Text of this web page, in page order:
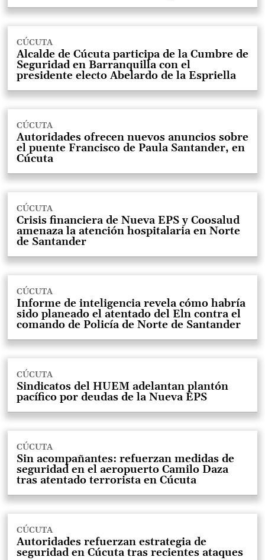
CÚCUTA
Alcalde de Cúcuta participa de la Cumbre de
Seguridad en Barranquilla con el
presidente electo Abelardo de la Espriella
CÚCUTA
Autoridades ofrecen nuevos anuncios sobre
el puente Francisco de Paula Santander, en
Cúcuta
CÚCUTA
Crisis financiera de Nueva EPS y Coosalud
amenaza la atención hospitalaria en Norte
de Santander
CÚCUTA
Informe de inteligencia revela cómo habría
sido planeado el atentado del Eln contra el
comando de Policía de Norte de Santander
CÚCUTA
Sindicatos del HUEM adelantan plantón
pacífico por deudas de la Nueva EPS
CÚCUTA
Sin acompañantes: refuerzan medidas de
seguridad en el aeropuerto Camilo Daza
tras atentado terrorista en Cúcuta
CÚCUTA
Autoridades refuerzan estrategia de
seguridad en Cúcuta tras recientes ataques